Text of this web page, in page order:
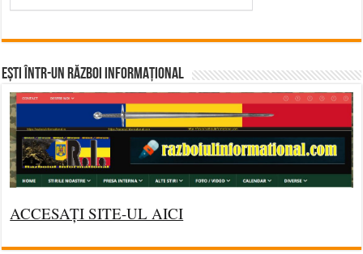
Ești într-un RĂZBOI INFORMAȚIONAL
ACCESAȚI SITE-UL AICI